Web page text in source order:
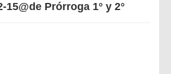
15@de Prórroga 1° y 2°